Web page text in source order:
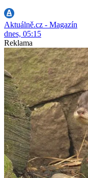
Aktuálně.cz - Magazín
dnes, 05:15
Reklama